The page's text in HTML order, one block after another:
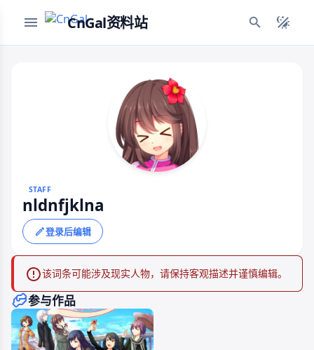
CnGal资料站
STAFF
nldnfjklna
登录后编辑
该词条可能涉及现实人物，请保持客观描述并谨慎编辑。
参与作品